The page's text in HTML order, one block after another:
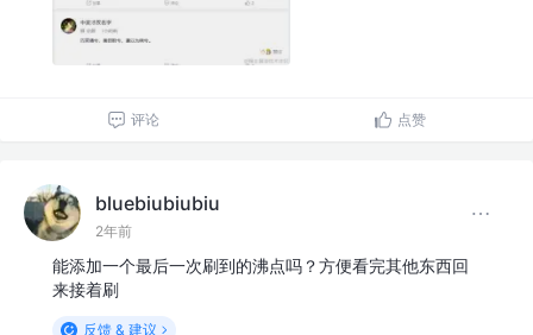
评论 点赞
bluebiubiubiu
2年前
能添加一个最后一次刷到的沸点吗？方便看完其他东西回
来接着刷
反馈 & 建议